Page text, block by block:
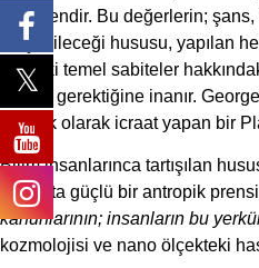
fenomendir. Bu değerlerin;
oluşabileceği hususu, yapılan
fizikteki temel sabiteler
alması gerektiğine inanır.
yönelik olarak icraat yapan bir
Bilim insanlarınca tartışılan
Kâinatta güçlü bir antropik
kanunlarının; insanların bu
kozmolojisi ve nano ölçekteki